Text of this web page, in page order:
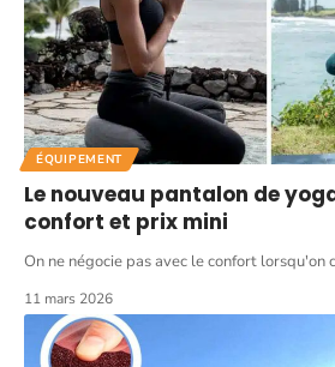
ÉQUIPEMENT
Le nouveau pantalon de
confort et prix mini
On ne négocie pas avec le confort lorsqu'on
11 mars 2026